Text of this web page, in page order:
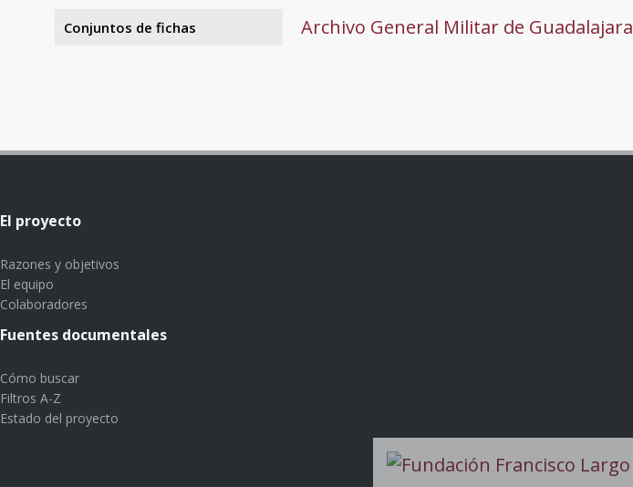
Conjuntos de fichas Archivo General Militar de Guadalajara
El proyecto
Razones y objetivos
El equipo
Colaboradores
Fuentes documentales
Cómo buscar
Filtros A-Z
Estado del proyecto